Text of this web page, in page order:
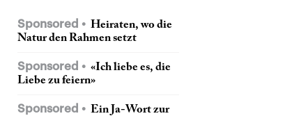
Sponsored
Heiraten, wo die
Natur den Rahmen setzt
Sponsored
«Ich liebe es, die
Liebe zu feiern»
Sponsored
Ein Ja-Wort zur